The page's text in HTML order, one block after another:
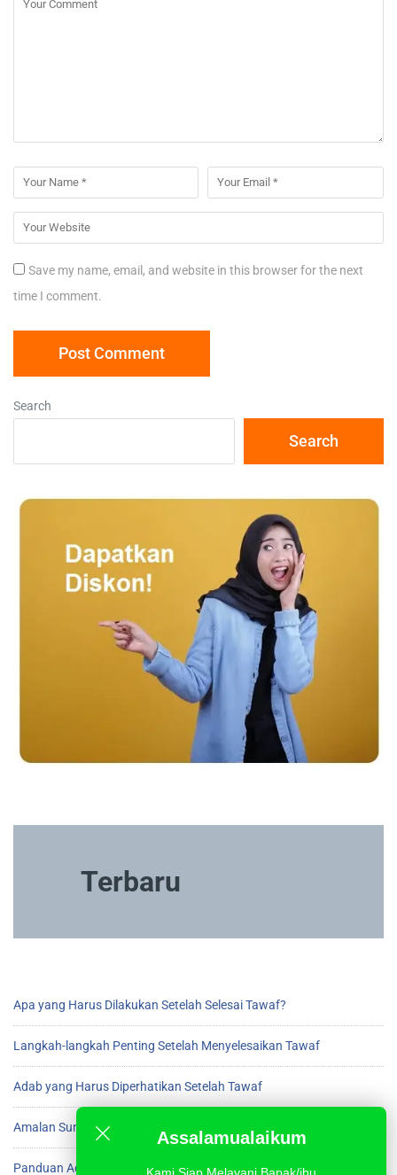
Save my name, email, and website in this browser for the next
time I comment.
Search
Search
Terbaru
Apa yang Harus Dilakukan Setelah Selesai Tawaf?
Langkah-langkah Penting Setelah Menyelesaikan Tawaf
Adab yang Harus Diperhatikan Setelah Tawaf
Amalan Sunnah Setelah Beres Tawaf di Ka’bah
Panduan Adab Setelah Menyelesaikan Tawaf
Assalamualaikum